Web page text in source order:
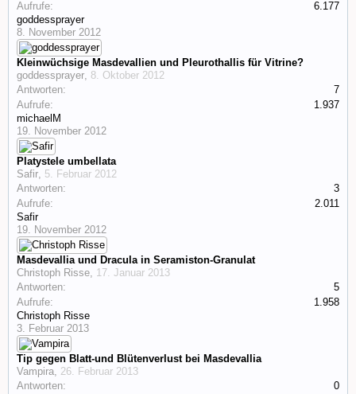
Aufrufe:
6.177
goddessprayer
8. November 2012
Kleinwüchsige Masdevallien und Pleurothallis für Vitrine?
goddessprayer, 8. Oktober 2012
Antworten:
7
Aufrufe:
1.937
michaelM
19. November 2012
Platystele umbellata
Safir, 5. Februar 2012
Antworten:
3
Aufrufe:
2.011
Safir
19. November 2012
Masdevallia und Dracula in Seramiston-Granulat
Christoph Risse, 17. Januar 2013
Antworten:
5
Aufrufe:
1.958
Christoph Risse
3. Februar 2013
Tip gegen Blatt-und Blütenverlust bei Masdevallia
Vampira, 26. Februar 2013
Antworten:
0